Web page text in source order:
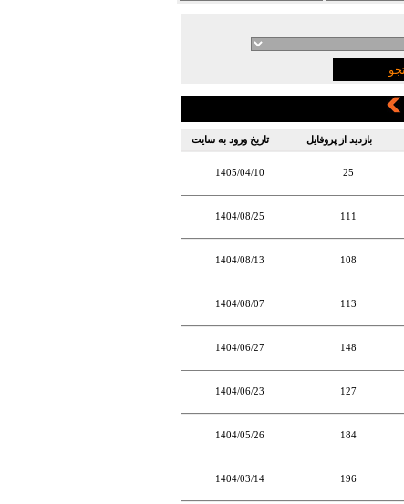
بازدید از پروفایل تاریخ ورود به سایت
25
1405/04/10
111
1404/08/25
108
1404/08/13
113
1404/08/07
148
1404/06/27
127
1404/06/23
184
1404/05/26
196
1404/03/14